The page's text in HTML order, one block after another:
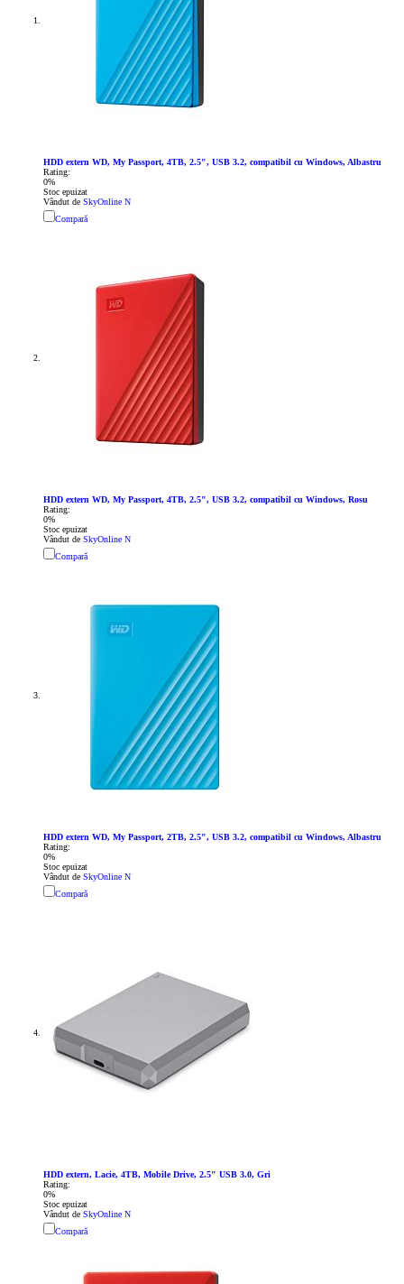
HDD extern WD, My Passport, 4TB, 2.5", USB 3.2, compatibil cu Windows, Albastru
Rating:
0%
Stoc epuizat
Vândut de SkyOnline N
Compară
HDD extern WD, My Passport, 4TB, 2.5", USB 3.2, compatibil cu Windows, Rosu
Rating:
0%
Stoc epuizat
Vândut de SkyOnline N
Compară
HDD extern WD, My Passport, 2TB, 2.5", USB 3.2, compatibil cu Windows, Albastru
Rating:
0%
Stoc epuizat
Vândut de SkyOnline N
Compară
HDD extern, Lacie, 4TB, Mobile Drive, 2.5" USB 3.0, Gri
Rating:
0%
Stoc epuizat
Vândut de SkyOnline N
Compară